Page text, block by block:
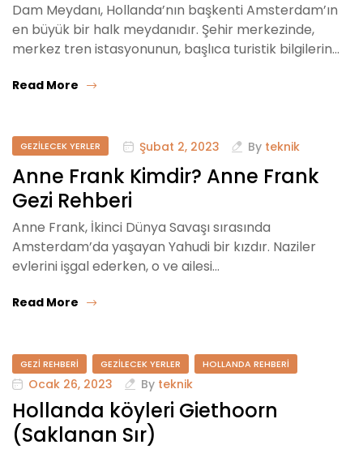
Dam Meydanı, Hollanda’nın başkenti Amsterdam’ın
en büyük bir halk meydanıdır. Şehir merkezinde,
merkez tren istasyonunun, başlıca turistik bilgilerin…
Read More
GEZILECEK YERLER Şubat 2, 2023 By teknik
Anne Frank Kimdir? Anne Frank
Gezi Rehberi
Anne Frank, İkinci Dünya Savaşı sırasında
Amsterdam’da yaşayan Yahudi bir kızdır. Naziler
evlerini işgal ederken, o ve ailesi…
Read More
GEZI REHBERI GEZILECEK YERLER HOLLANDA REHBERI
Ocak 26, 2023 By teknik
Hollanda köyleri Giethoorn
(Saklanan Sır)